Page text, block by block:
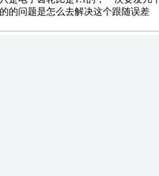
的问题是怎么去解决这个跟随误差